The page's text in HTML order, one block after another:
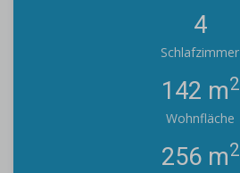
4
Schlafzimmer
142 m2
Wohnfläche
256 m2